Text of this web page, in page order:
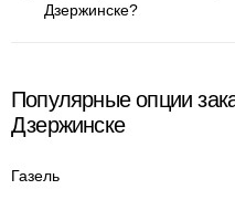
Дзержинске?
Популярные опции
Дзержинске
Газель